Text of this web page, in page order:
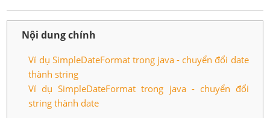
Nội dung chính
Ví dụ SimpleDateFormat trong java - chuyển đổi date
thành string
Ví dụ SimpleDateFormat trong java - chuyển đổi
string thành date